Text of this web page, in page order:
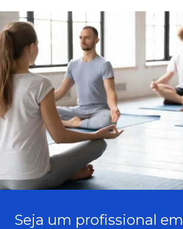
Seja um profissional em